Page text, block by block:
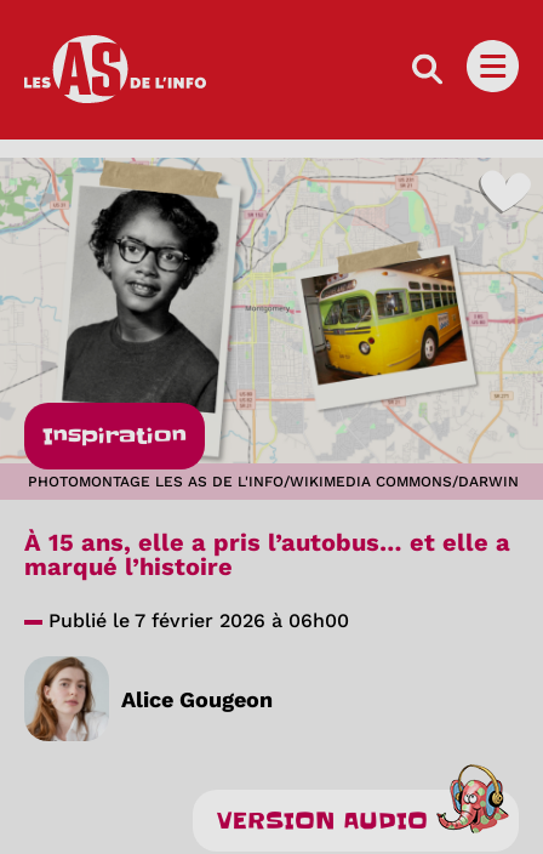
Les as de l'info
Inspiration
PHOTOMONTAGE LES AS DE L'INFO/WIKIMEDIA COMMONS/DARWIN
À 15 ans, elle a pris l’autobus… et elle a
marqué l’histoire
Publié le 7 février 2026 à 06h00
Alice Gougeon
VERSION AUDIO